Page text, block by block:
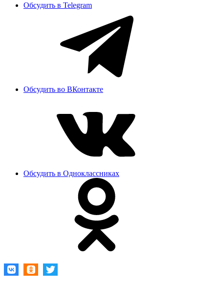
Обсудить в Telegram
Обсудить во ВКонтакте
Обсудить в Одноклассниках